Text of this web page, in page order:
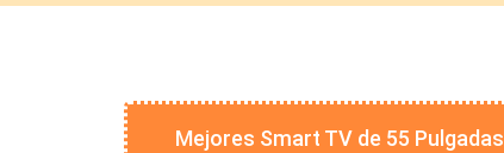
Mejores Smart TV de 55 Pulgadas